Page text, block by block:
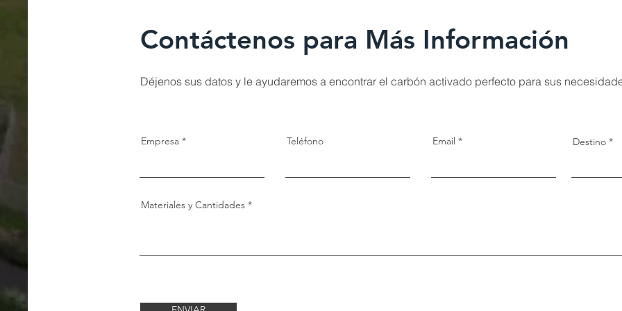
Contáctenos para Más Información
Déjenos sus datos y le ayudaremos a encontrar el carbón activado perfecto para sus
Empresa Teléfono Email Destino
Materiales y Cantidades